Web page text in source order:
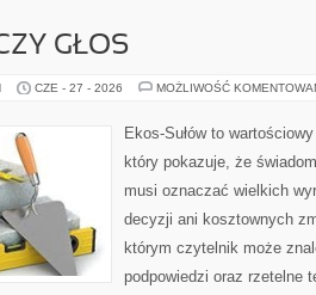
GŁOS
CZE - 27 - 2026 MOŻLIWOŚĆ
Ekos-Sułów to
który pokazuje, że
musi oznaczać wielkich
decyzji ani kosztownych
którym czytelnik może
podpowiedzi oraz rzetelne